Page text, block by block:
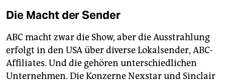
Die Macht der Sender
ABC macht zwar die Show, aber die Ausstrahlung
erfolgt in den USA über diverse Lokalsender, ABC-
Affiliates. Und die gehören unterschiedlichen
Unternehmen. Die Konzerne Nexstar und Sinclair